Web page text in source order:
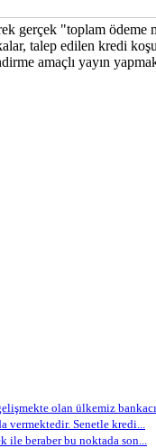
gerçek "toplam ödeme
talep edilen kredi
amaçlı yayın
olan ülkemiz
Senetle kredi...
beraber bu noktada son...